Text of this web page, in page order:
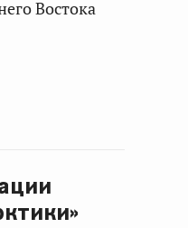
Востока